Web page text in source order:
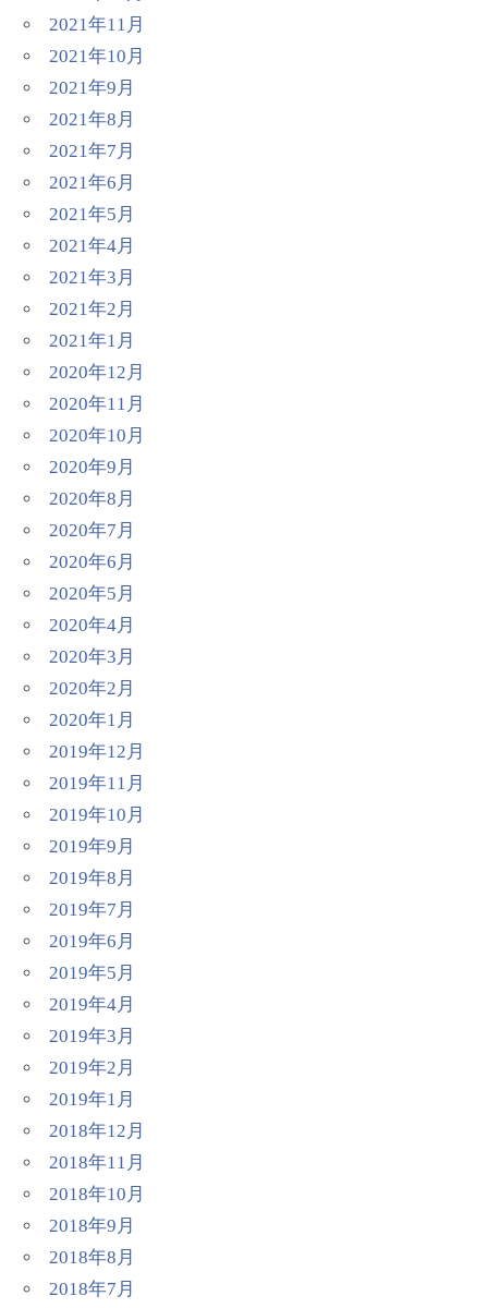
2021年11月
2021年10月
2021年9月
2021年8月
2021年7月
2021年6月
2021年5月
2021年4月
2021年3月
2021年2月
2021年1月
2020年12月
2020年11月
2020年10月
2020年9月
2020年8月
2020年7月
2020年6月
2020年5月
2020年4月
2020年3月
2020年2月
2020年1月
2019年12月
2019年11月
2019年10月
2019年9月
2019年8月
2019年7月
2019年6月
2019年5月
2019年4月
2019年3月
2019年2月
2019年1月
2018年12月
2018年11月
2018年10月
2018年9月
2018年8月
2018年7月